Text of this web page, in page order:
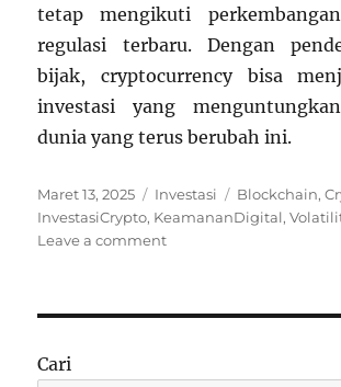
tetap mengikuti
regulasi terbaru. Dengan
bijak, cryptocurrency bisa
investasi yang
dunia yang terus berubah ini.
Posted
on
Maret 13, 2025 Categories
Investasi Tags
Blockchain,
InvestasiCrypto, KeamananDigital,
Leave a commenton
dan
Cari